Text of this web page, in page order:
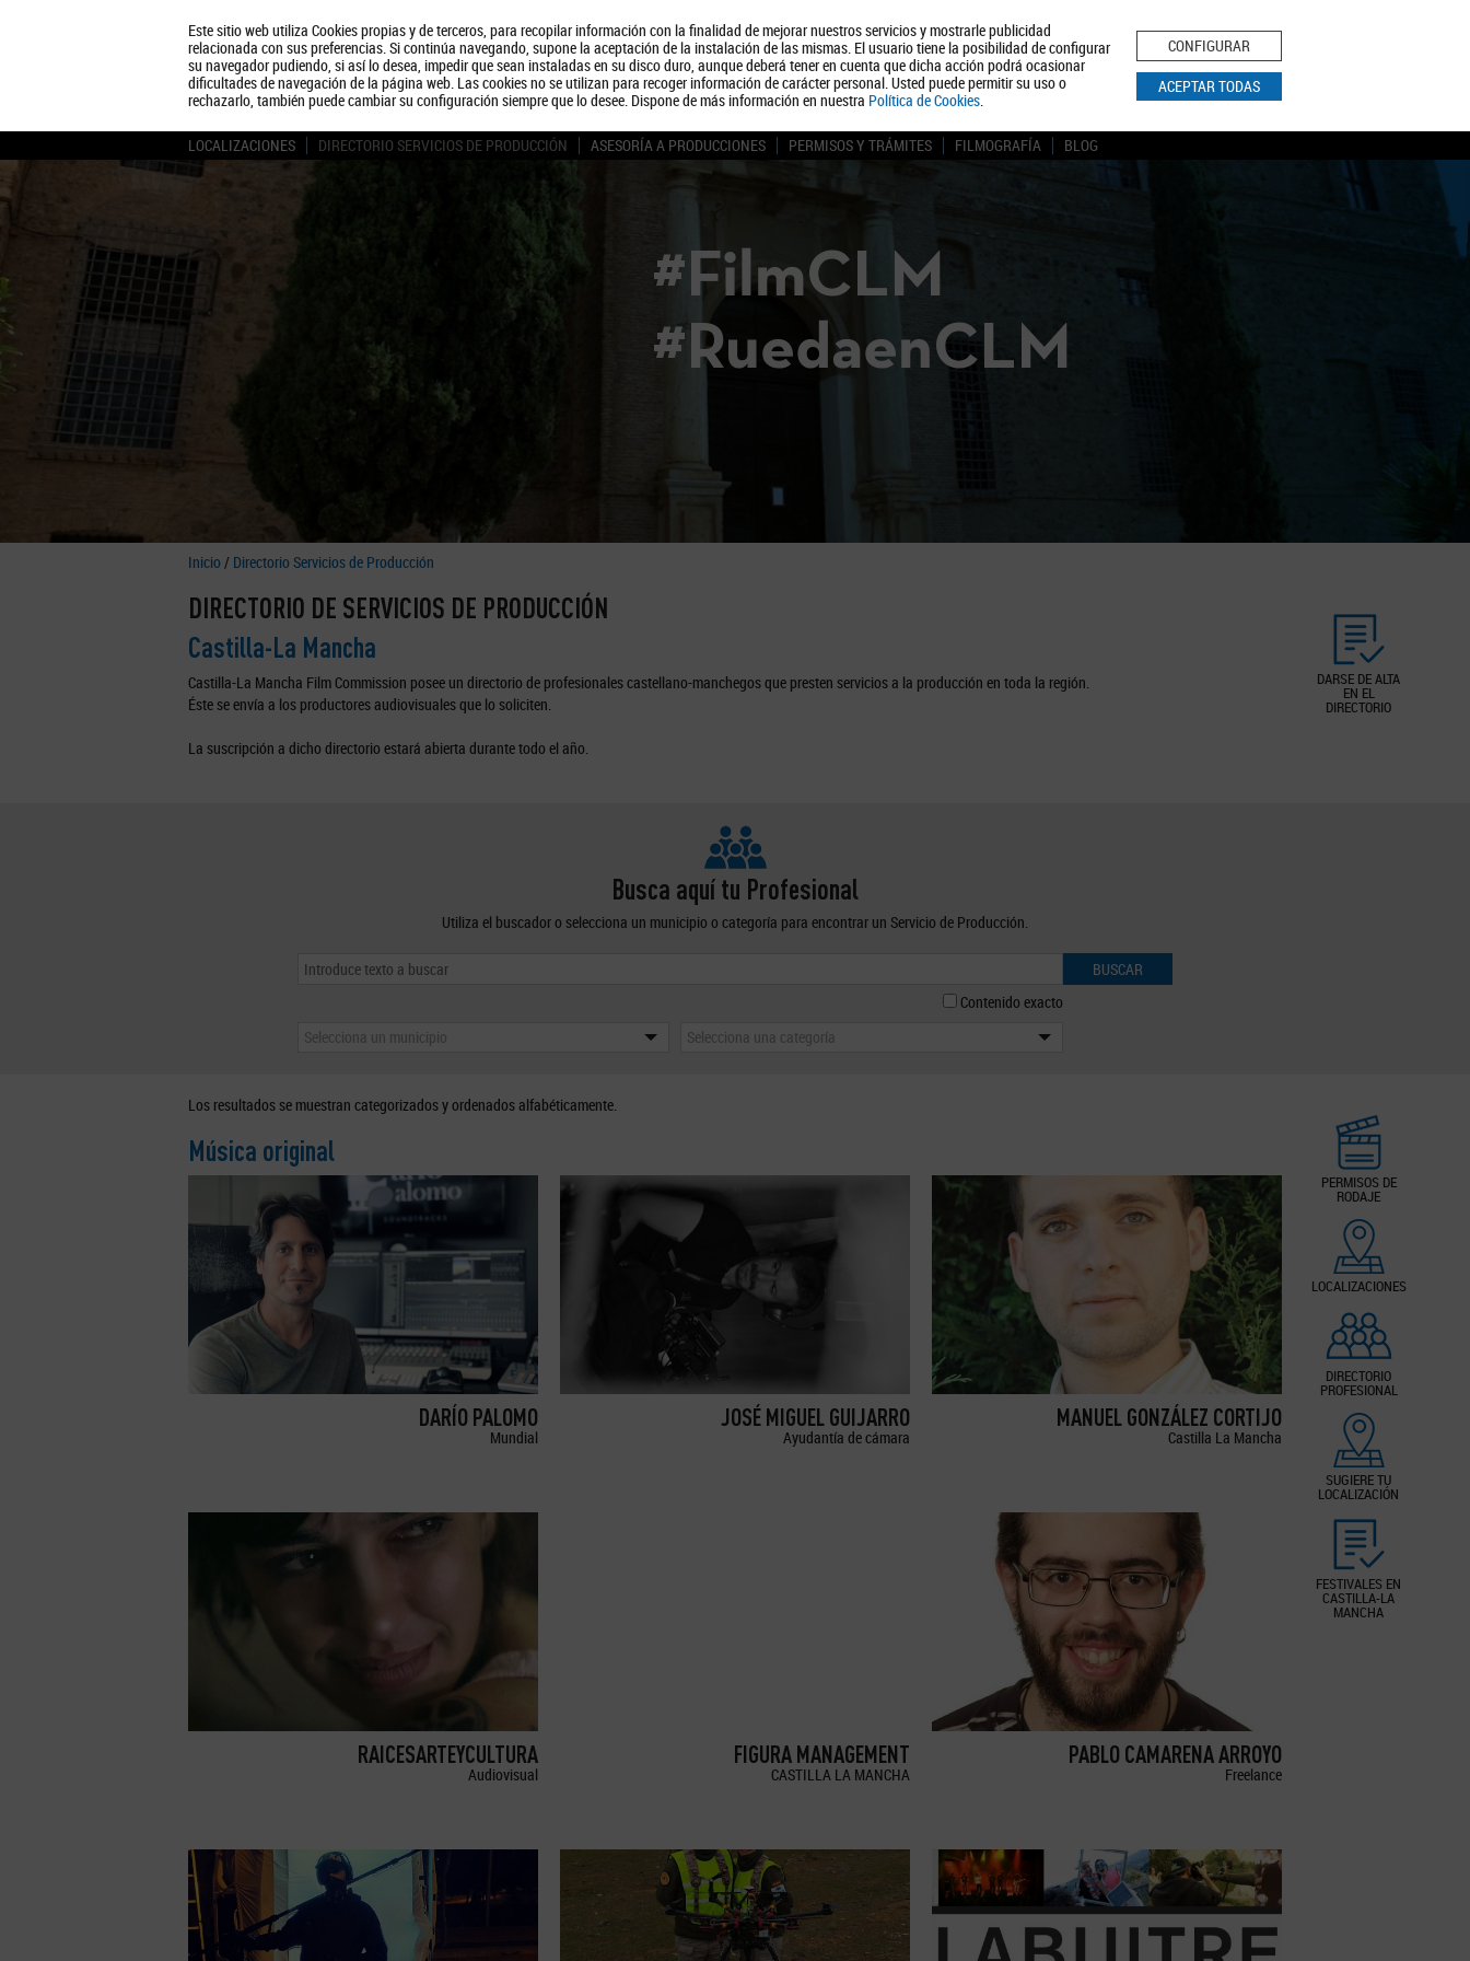
Este sitio web utiliza Cookies propias y de terceros, para recopilar información con la finalidad de mejorar nuestros servicios y mostrarle publicidad
relacionada con sus preferencias. Si continúa navegando, supone la aceptación de la instalación de las mismas. El usuario tiene la posibilidad de configurar
su navegador pudiendo, si así lo desea, impedir que sean instaladas en su disco duro, aunque deberá tener en cuenta que dicha acción podrá ocasionar
dificultades de navegación de la página web. Las cookies no se utilizan para recoger información de carácter personal. Usted puede permitir su uso o
rechazarlo, también puede cambiar su configuración siempre que lo desee. Dispone de más información en nuestra Política de Cookies.
CONFIGURAR
ACEPTAR TODAS
Quiénes somos Turismo Política de Privacidad Aviso Legal Política de Cookies
BUSCAR
LOCALIZACIONES DIRECTORIO SERVICIOS DE PRODUCCIÓN ASESORÍA A PRODUCCIONES PERMISOS Y TRÁMITES FILMOGRAFÍA BLOG
#FilmCLM
#RuedaenCLM
Inicio / Directorio Servicios de Producción
DARSE DE ALTA
EN EL
DIRECTORIO
DIRECTORIO DE SERVICIOS DE PRODUCCIÓN
Castilla-La Mancha
Castilla-La Mancha Film Commission posee un directorio de profesionales castellano-manchegos que presten servicios a la producción en toda la región.
Éste se envía a los productores audiovisuales que lo soliciten.
La suscripción a dicho directorio estará abierta durante todo el año.
Busca aquí tu Profesional
Utiliza el buscador o selecciona un municipio o categoría para encontrar un Servicio de Producción.
BUSCAR
Contenido exacto
Selecciona un municipio
Selecciona una categoría
PERMISOS DE
RODAJE
LOCALIZACIONES
DIRECTORIO
PROFESIONAL
SUGIERE TU
LOCALIZACIÓN
FESTIVALES EN
CASTILLA-LA
MANCHA
Los resultados se muestran categorizados y ordenados alfabéticamente.
Música original
DARÍO PALOMO
Mundial
JOSÉ MIGUEL GUIJARRO
Ayudantía de cámara
MANUEL GONZÁLEZ CORTIJO
Castilla La Mancha
RAICESARTEYCULTURA
Audiovisual
FIGURA MANAGEMENT
CASTILLA LA MANCHA
PABLO CAMARENA ARROYO
Freelance